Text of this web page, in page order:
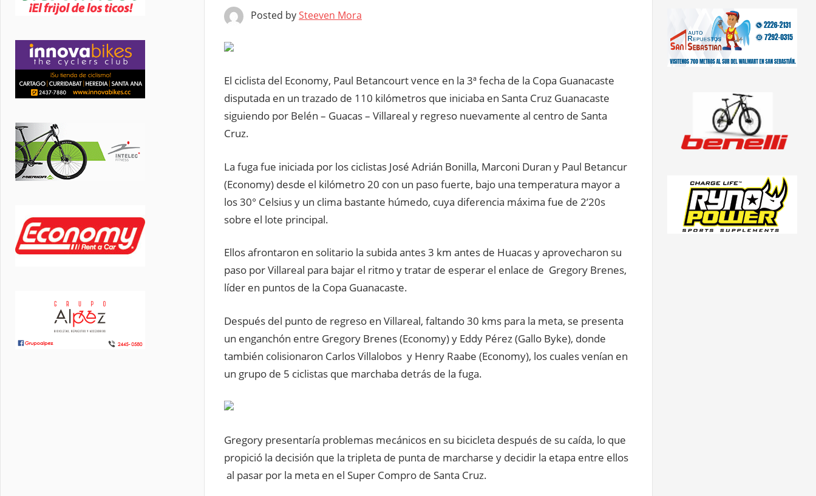
Posted bySteeven Mora
El ciclista del Economy, Paul Betancourt vence en la 3ª fecha de la Copa Guanacaste
disputada en un trazado de 110 kilómetros que iniciaba en Santa Cruz Guanacaste
siguiendo por Belén – Guacas – Villareal y regreso nuevamente al centro de Santa
Cruz.
La fuga fue iniciada por los ciclistas José Adrián Bonilla, Marconi Duran y Paul Betancur
(Economy) desde el kilómetro 20 con un paso fuerte, bajo una temperatura mayor a
los 30° Celsius y un clima bastante húmedo, cuya diferencia máxima fue de 2’20s
sobre el lote principal.
Ellos afrontaron en solitario la subida antes 3 km antes de Huacas y aprovecharon su
paso por Villareal para bajar el ritmo y tratar de esperar el enlace de Gregory Brenes,
líder en puntos de la Copa Guanacaste.
Después del punto de regreso en Villareal, faltando 30 kms para la meta, se presenta
un enganchón entre Gregory Brenes (Economy) y Eddy Pérez (Gallo Byke), donde
también colisionaron Carlos Villalobos y Henry Raabe (Economy), los cuales venían en
un grupo de 5 ciclistas que marchaba detrás de la fuga.
Gregory presentaría problemas mecánicos en su bicicleta después de su caída, lo que
propició la decisión que la tripleta de punta de marcharse y decidir la etapa entre ellos
al pasar por la meta en el Super Compro de Santa Cruz.